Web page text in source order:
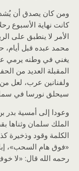
ومن كان يصدق أن يُشد
كانت نهاية الأسبوع
الأمر لا ينطبق على
محمد عبده قبل أيام،
يغني في وطنه يرمي
المقبلة العديد من
ولفنانين عرب، لعل
سيحلق نورسا في
وعودا إلى أمسية بدر
الملك سلمان وثناها
الكلمة وقود وذخيرة
«فوق هام السحب»،
رحمه الله قال: «لا